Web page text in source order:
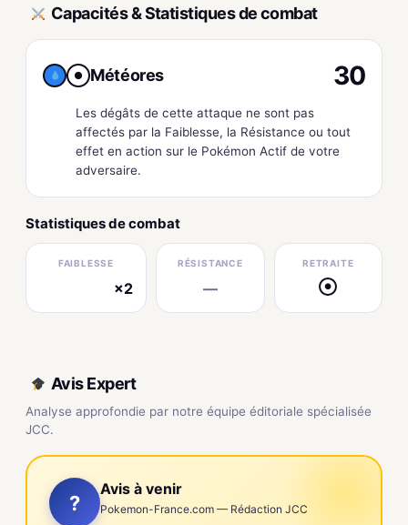
Capacités & Statistiques de combat
● Météores 30
Les dégâts de cette attaque ne sont pas
affectés par la Faiblesse, la Résistance ou tout
effet en action sur le Pokémon Actif de votre
adversaire.
Statistiques de combat
FAIBLESSE
×2
RÉSISTANCE
—
RETRAITE
●
Avis Expert
Analyse approfondie par notre équipe éditoriale spécialisée
JCC.
?
Avis à venir
Pokemon-France.com — Rédaction JCC